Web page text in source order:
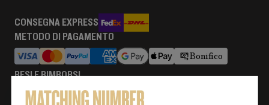
CONSEGNA EXPRESS
METODO DI PAGAMENTO
Bonifico
RESI E RIMBORSI
Maggiori informazioni